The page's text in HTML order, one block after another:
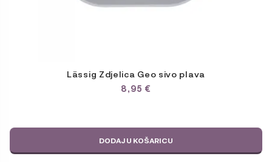
Lässig Zdjelica Geo sivo plava
8,95 €
DODAJ U KOŠARICU